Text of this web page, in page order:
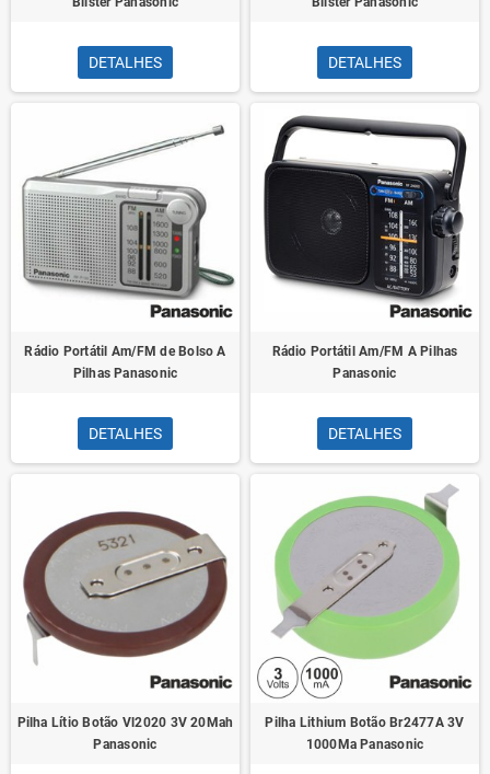
DETALHES DETALHES
Rádio Portátil Am/FM de Bolso A
Pilhas Panasonic
DETALHES
Rádio Portátil Am/FM A Pilhas
Panasonic
DETALHES
Pilha Lítio Botão Vl2020 3V 20Mah
Panasonic
Pilha Lithium Botão Br2477A 3V
1000Ma Panasonic